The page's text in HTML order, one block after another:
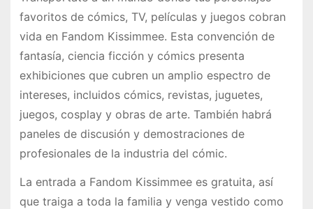
favoritos de cómics, TV, películas y juegos cobran
vida en Fandom Kissimmee. Esta convención de
fantasía, ciencia ficción y cómics presenta
exhibiciones que cubren un amplio espectro de
intereses, incluidos cómics, revistas, juguetes,
juegos, cosplay y obras de arte. También habrá
paneles de discusión y demostraciones de
profesionales de la industria del cómic.
La entrada a Fandom Kissimmee es gratuita, así
que traiga a toda la familia y venga vestido como